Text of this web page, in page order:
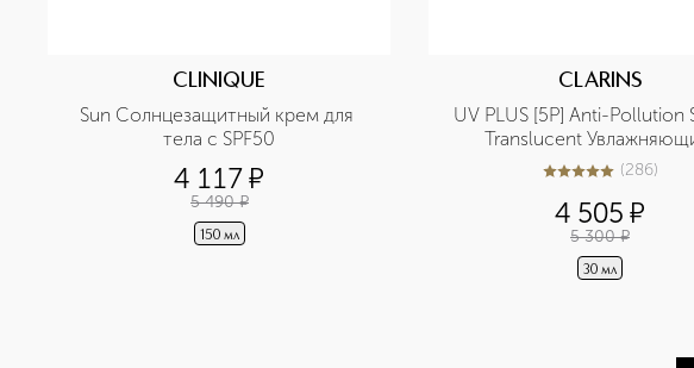
CLINIQUE
Sun Солнцезащитный крем для
тела c SPF50
4 117¤
5 490 ¤
150 мл
CLARINS
UV PLUS [5P] Anti-Pollution
Translucent
защитный флюид-экран для
5из 5286 (286)
4 505 ¤
5 300 ¤
30 мл